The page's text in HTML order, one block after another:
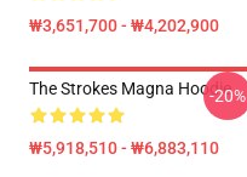
₩3,651,700 - ₩4,202,900
The Strokes Magna Hoodie
₩5,918,510 - ₩6,883,110
-20%